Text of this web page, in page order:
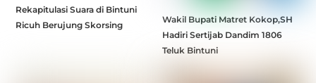
Rekapitulasi Suara di Bintuni
Ricuh Berujung Skorsing
Wakil Bupati Matret Kokop,SH
Hadiri Sertijab Dandim 1806
Teluk Bintuni